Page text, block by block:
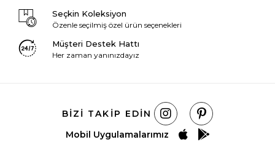
Seçkin Koleksiyon
Özenle seçilmiş özel ürün seçenekleri
Müşteri Destek Hattı
Her zaman yanınızdayız
BIZI TAKIP EDIN
Mobil Uygulamalarımız